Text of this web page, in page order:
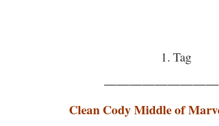
1. Tag
Clean Cody Middle of